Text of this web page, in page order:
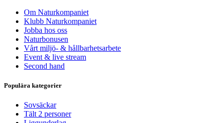
Om Naturkompaniet
Klubb Naturkompaniet
Jobba hos oss
Naturbonusen
Vårt miljö- & hållbarhetsarbete
Event & live stream
Second hand
Populära kategorier
Sovsäckar
Tält 2 personer